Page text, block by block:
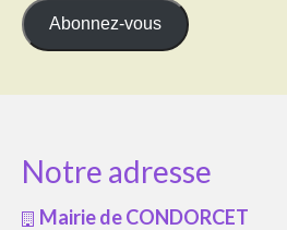
mail
Abonnez-vous
Notre adresse
Mairie de CONDORCET